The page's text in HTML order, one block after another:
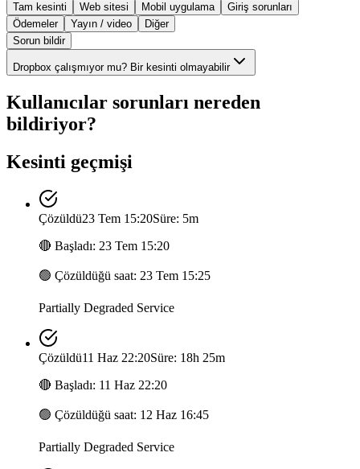
Tam kesinti Web sitesi Mobil uygulama
Giriş sorunları
Ödemeler
Yayın / video
Diğer
Sorun bildir
Dropbox çalışmıyor mu? Bir kesinti olmayabilir
Kullanıcılar sorunları nereden
bildiriyor?
Kesinti geçmişi
Çözüldü23 Tem 15:20Süre: 5m
🔴 Başladı: 23 Tem 15:20
🟢 Çözüldüğü saat: 23 Tem 15:25
Partially Degraded Service
Çözüldü11 Haz 22:20Süre: 18h 25m
🔴 Başladı: 11 Haz 22:20
🟢 Çözüldüğü saat: 12 Haz 16:45
Partially Degraded Service